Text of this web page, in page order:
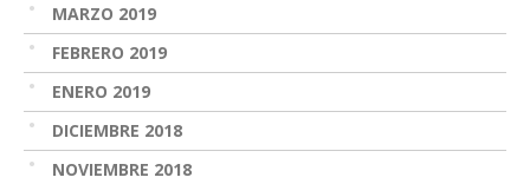
MARZO 2019
FEBRERO 2019
ENERO 2019
DICIEMBRE 2018
NOVIEMBRE 2018